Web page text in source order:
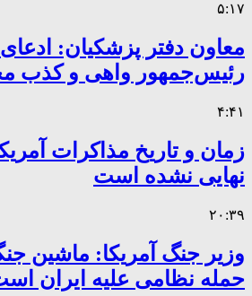
۵:۱۷
معاون دفتر پزشکیان:
رئیس‌جمهور واهی و
۴:۴۱
زمان و تاریخ مذاکرات
نهایی نشده است
۲۰:۳۹
وزیر جنگ آمریکا: ماشین
حمله نظامی علیه ایران